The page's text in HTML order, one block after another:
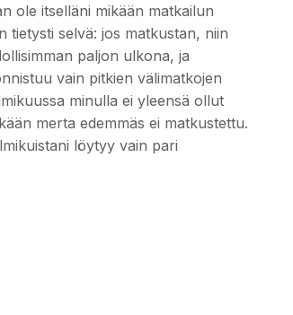
ole itselläni mikään matkailun
tietysti selvä: jos matkustan, niin
paljon ulkona, ja
vain pitkien välimatkojen
minulla ei yleensä ollut
merta edemmäs ei matkustettu.
löytyy vain pari